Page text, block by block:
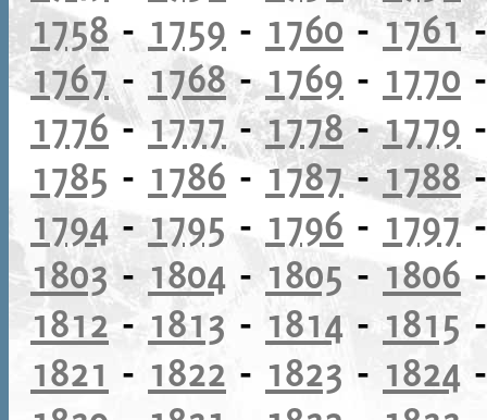
1758- 1759 - 1760 - 1761
1767- 1768-1769 - 1770
1776- 1777-1778-1779
1785 - 1786 - 1787-1788
1794-1795 - 1796 - 1797
1803- 1804 - 1805 - 1806
1812 - 1813 - 1814 - 1815
1821 - 1822 - 1823 - 1824